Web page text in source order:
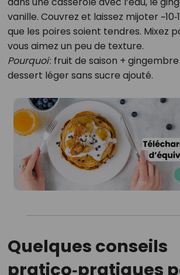
vanille. Couvrez et laissez mijoter
que les poires soient tendres. Mixez
vous aimez un peu de texture.
Pourquoi: fruit de saison +
dessert léger sans sucre ajouté.
Quelques conseils
pratico‑pratiques